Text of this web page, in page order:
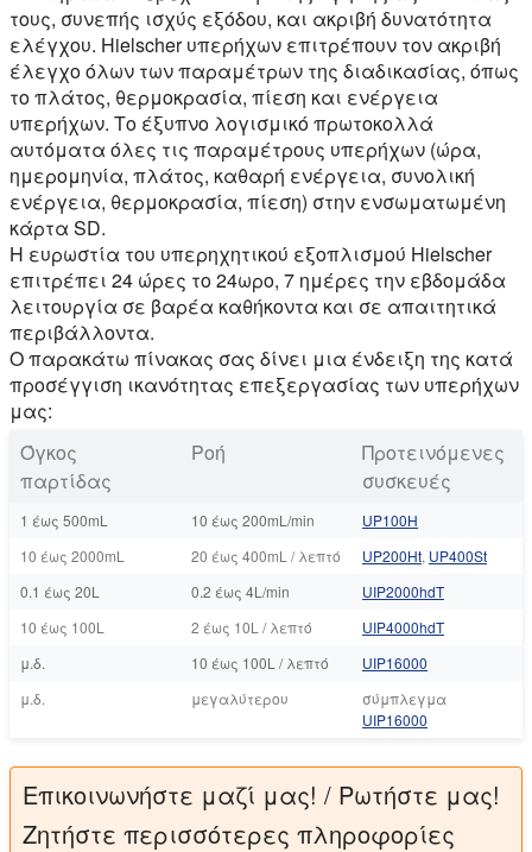
τους, συνεπής ισχύς εξόδου, και ακριβή δυνατότητα
ελέγχου. Hielscher υπερήχων επιτρέπουν τον ακριβή
έλεγχο όλων των παραμέτρων της διαδικασίας, όπως
το πλάτος, θερμοκρασία, πίεση και ενέργεια
υπερήχων. Το έξυπνο λογισμικό πρωτοκολλά
αυτόματα όλες τις παραμέτρους υπερήχων (ώρα,
ημερομηνία, πλάτος, καθαρή ενέργεια, συνολική
ενέργεια, θερμοκρασία, πίεση) στην ενσωματωμένη
κάρτα SD.
Η ευρωστία του υπερηχητικού εξοπλισμού Hielscher
επιτρέπει 24 ώρες το 24ωρο, 7 ημέρες την εβδομάδα
λειτουργία σε βαρέα καθήκοντα και σε απαιτητικά
περιβάλλοντα.
Ο παρακάτω πίνακας σας δίνει μια ένδειξη της κατά
προσέγγιση ικανότητας επεξεργασίας των υπερήχων
μας:
Όγκος
παρτίδας
Ροή
Προτεινόμενες
συσκευές
1 έως 500mL 10 έως 200mL/min
UP100Η
10 έως 2000mL
20 έως 400mL / λεπτό UP200Ht, UP400St
0.1 έως 20L
0.2 έως 4L/min
UIP2000hdT
10 έως 100L
2 έως 10L / λεπτό
UIP4000hdT
μ.δ.
10 έως 100L / λεπτό
UIP16000
μ.δ.
μεγαλύτερου
σύμπλεγμα
UIP16000
Επικοινωνήστε μαζί μας! / Ρωτήστε μας!
Ζητήστε περισσότερες πληροφορίες